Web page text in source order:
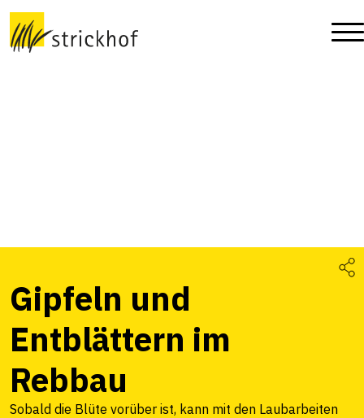
Gipfeln und
Entblättern im
Rebbau
Sobald die Blüte vorüber ist, kann mit den Laubarbeiten